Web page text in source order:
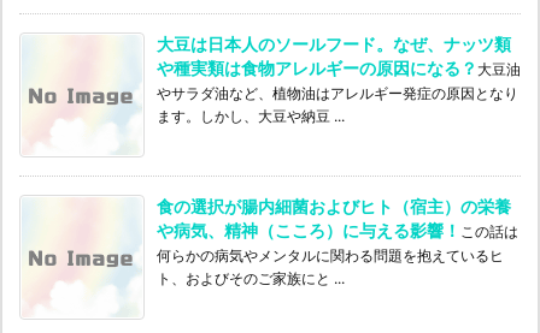
大豆は日本人のソールフード。なぜ、ナッツ類
や種実類は食物アレルギーの原因になる？ 大豆油
やサラダ油など、植物油はアレルギー発症の原因となり
ます。しかし、大豆や納豆 ...
食の選択が腸内細菌およびヒト（宿主）の栄養
や病気、精神（こころ）に与える影響！ この話は
何らかの病気やメンタルに関わる問題を抱えているヒ
ト、およびそのご家族にと ...